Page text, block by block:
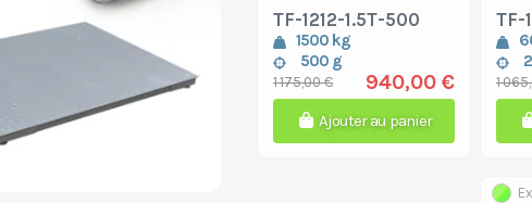
TF-1212-1.5T-500
1500 kg
500 g
1 175,00 € 940,00 €
Ajouter au panier
TF-
1